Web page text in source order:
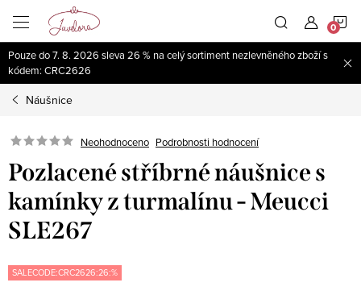
obsah
Pouze do 7. 8. 2026 sleva 26 % na celý sortiment nezlevněného zboží s
kódem: CRC2626
Náušnice
Neohodnoceno Podrobnosti hodnocení
Pozlacené stříbrné náušnice s
kamínky z turmalínu - Meucci
SLE267
SALECODE:CRC2626:26:%